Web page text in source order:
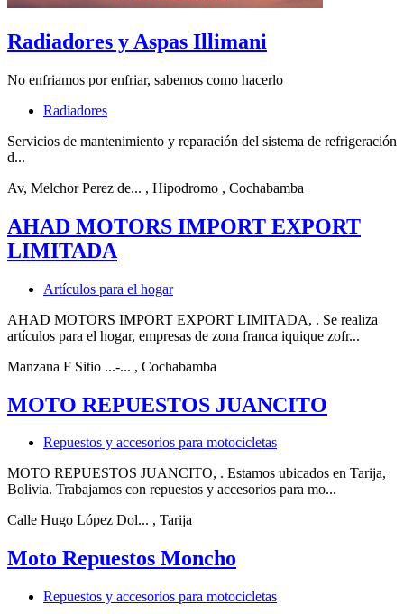
Radiadores y Aspas Illimani
No enfriamos por enfriar, sabemos como hacerlo
Radiadores
Servicios de mantenimiento y reparación del sistema de refrigeración
d...
Av, Melchor Perez de... , Hipodromo , Cochabamba
AHAD MOTORS IMPORT EXPORT
LIMITADA
Artículos para el hogar
AHAD MOTORS IMPORT EXPORT LIMITADA, . Se realiza
artículos para el hogar, empresas de zona franca iquique zofr...
Manzana F Sitio ...-... , Cochabamba
MOTO REPUESTOS JUANCITO
Repuestos y accesorios para motocicletas
MOTO REPUESTOS JUANCITO, . Estamos ubicados en Tarija,
Bolivia. Trabajamos con repuestos y accesorios para mo...
Calle Hugo López Dol... , Tarija
Moto Repuestos Moncho
Repuestos y accesorios para motocicletas